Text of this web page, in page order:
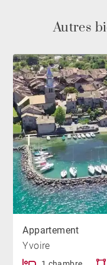
Autres
Appartement
Yvoire